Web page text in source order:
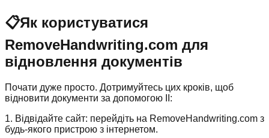
📋Як користуватися
RemoveHandwriting.com для
відновлення документів
Почати дуже просто. Дотримуйтесь цих кроків, щоб
відновити документи за допомогою ІІ:
1. Відвідайте сайт: перейдіть на RemoveHandwriting.com з
будь-якого пристрою з інтернетом.